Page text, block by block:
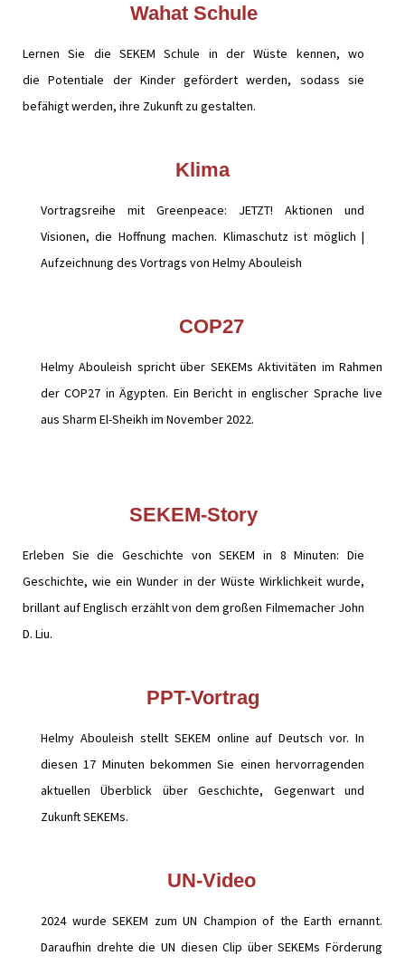
Wahat Schule
Lernen Sie die SEKEM Schule in der Wüste kennen, wo
die Potentiale der Kinder gefördert werden, sodass sie
befähigt werden, ihre Zukunft zu gestalten.
Klima
Vortragsreihe mit Greenpeace: JETZT! Aktionen und
Visionen, die Hoffnung machen. Klimaschutz ist möglich |
Aufzeichnung des Vortrags von Helmy Abouleish
COP27
Helmy Abouleish spricht über SEKEMs Aktivitäten im Rahmen
der COP27 in Ägypten. Ein Bericht in englischer Sprache live
aus Sharm El-Sheikh im November 2022.
SEKEM-Story
Erleben Sie die Geschichte von SEKEM in 8 Minuten: Die
Geschichte, wie ein Wunder in der Wüste Wirklichkeit wurde,
brillant auf Englisch erzählt von dem großen Filmemacher John
D. Liu.
PPT-Vortrag
Helmy Abouleish stellt SEKEM online auf Deutsch vor. In
diesen 17 Minuten bekommen Sie einen hervorragenden
aktuellen Überblick über Geschichte, Gegenwart und
Zukunft SEKEMs.
UN-Video
2024 wurde SEKEM zum UN Champion of the Earth ernannt.
Daraufhin drehte die UN diesen Clip über SEKEMs Förderung